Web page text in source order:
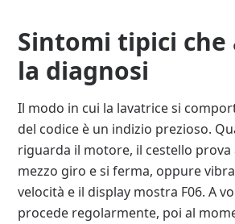
Sintomi tipici
la diagnosi
Il modo in cui la lavatrice si
del codice è un indizio prezioso.
riguarda il motore, il cestello prova
mezzo giro e si ferma, oppure
velocità e il display mostra F06. A
procede regolarmente, poi al